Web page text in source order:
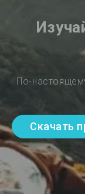
По-
Скачать